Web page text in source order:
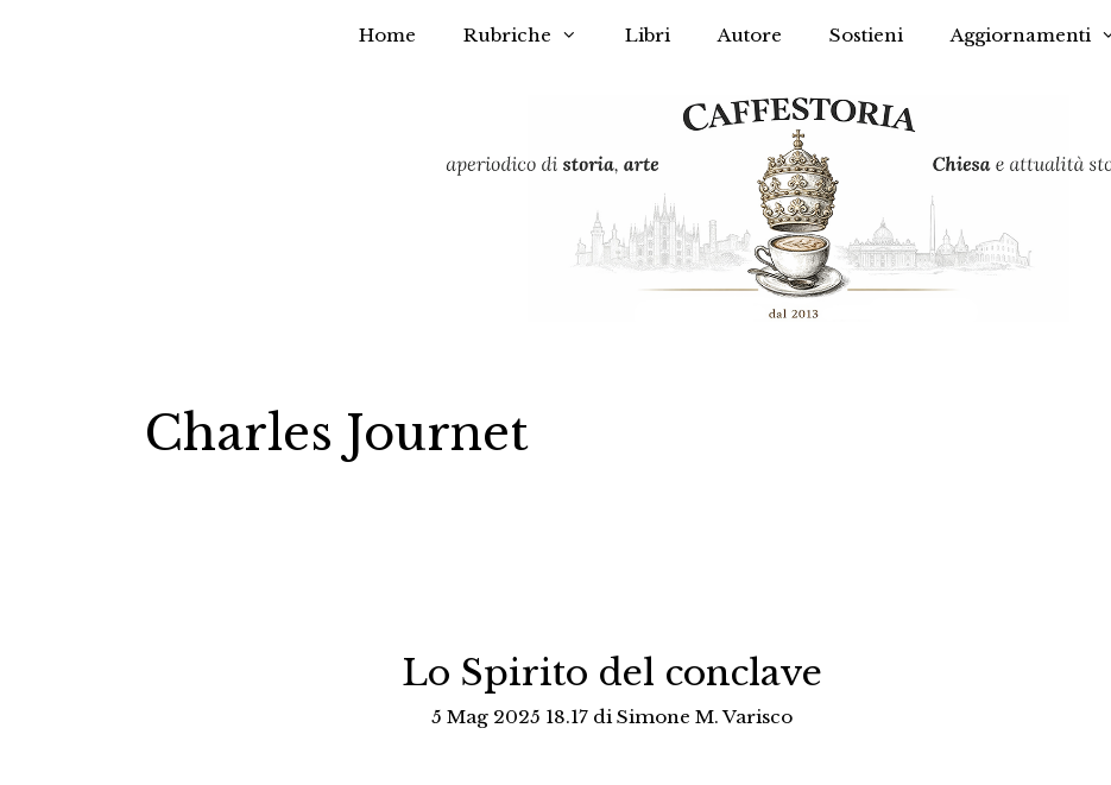
Home Rubriche Libri Autore Sostieni Aggiornamenti
Charles Journet
Lo Spirito del conclave
5 Mag 2025 18.17 diSimone M. Varisco